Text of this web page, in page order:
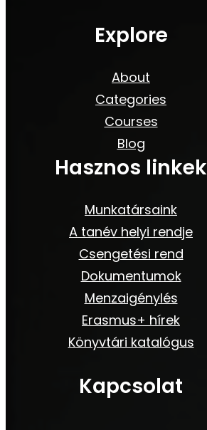
Explore
About
Categories
Courses
Blog
Hasznos linkek
Munkatársaink
A tanév helyi rendje
Csengetési rend
Dokumentumok
Menzaigénylés
Erasmus+ hírek
Könyvtári katalógus
Kapcsolat